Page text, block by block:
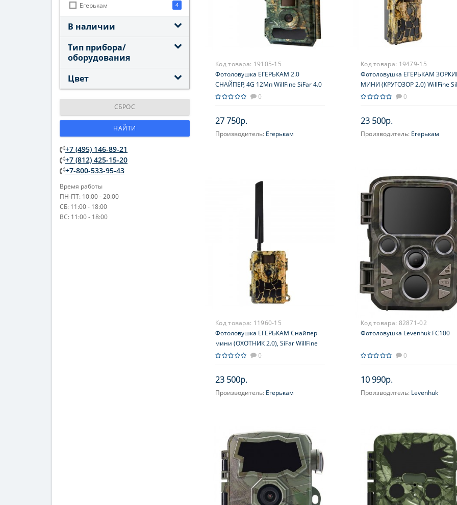
Егерькам 4
В наличии
Тип прибора/
оборудования
Цвет
СБРОС
НАЙТИ
+7 (495) 146-89-21
+7 (812) 425-15-20
+7-800-533-95-43
Время работы
ПН-ПТ: 10:00 - 20:00
СБ: 11:00 - 18:00
ВС: 11:00 - 18:00
Код товара: 19105-15
Фотоловушка ЕГЕРЬКАМ 2.0
СНАЙПЕР, 4G 12Мп WillFine SiFar 4.0
Pro, русифицирована, с российским
0
27 750р.
Производитель: Егерькам
Код товара: 19479-15
Фотоловушка ЕГЕРЬКАМ
МИНИ (КРУГОЗОР 2.0) WillFine
5.8 CG., русифицирована, с
0
23 500р.
Производитель: Егерькам
Код товара: 11960-15
Фотоловушка ЕГЕРЬКАМ Снайпер
мини (ОХОТНИК 2.0), SiFar WillFine
5.8 CG, русифицирована, с
0
23 500р.
Производитель: Егерькам
Код товара: 82871-02
Фотоловушка Levenhuk FC100
0
10 990р.
Производитель: Levenhuk